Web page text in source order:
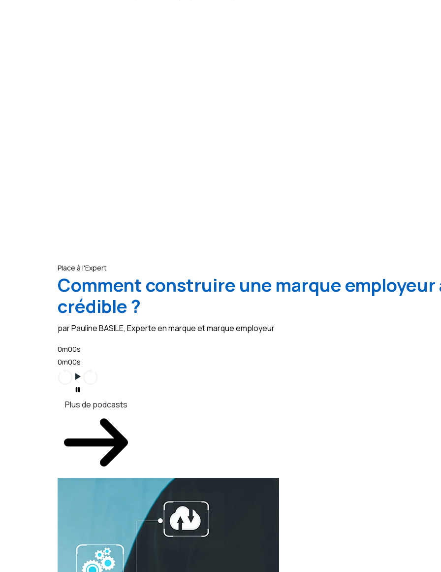
Place à l'Expert
Comment construire une marque
crédible ?
par Pauline BASILE, Experte en marque et marque employeur
0m00s
0m00s
Plus de podcasts